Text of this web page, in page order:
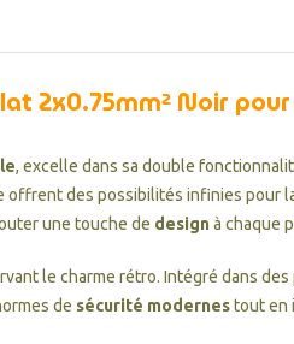
2x0.75mm² Noir
, excelle dans sa double
offrent des possibilités infinies pour
une touche de designà chaque
le charme rétro. Intégré dans des
de sécurité modernestout en